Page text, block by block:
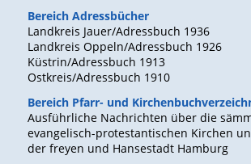
Bereich Adressbücher
Landkreis Jauer/Adressbuch 1936
Landkreis Oppeln/Adressbuch 1926
Küstrin/Adressbuch 1913
Ostkreis/Adressbuch 1910
Bereich Pfarr- und
Ausführliche Nachrichten über die
evangelisch-protestantischen Kirchen
der freyen und Hansestadt Hamburg